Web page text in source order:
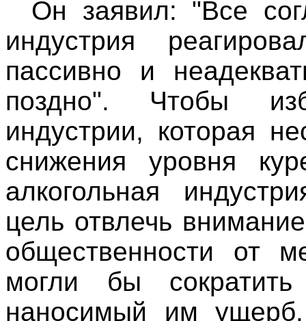
Он заявил: "Все
индустрия
пассивно и
поздно". Чтобы
индустрии, которая
снижения уровня
алкогольная
цель отвлечь
общественности от
могли бы
наносимый им